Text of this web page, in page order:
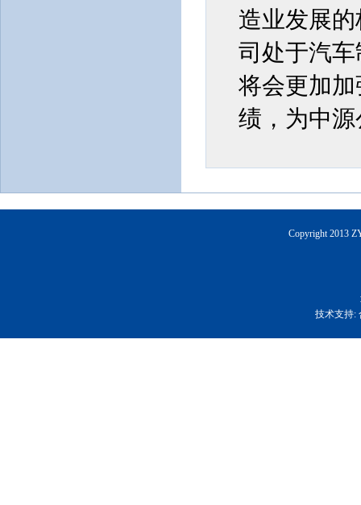
造业发展
司处于汽
将会更加
绩，为中
Copyright 2013
技术支持: